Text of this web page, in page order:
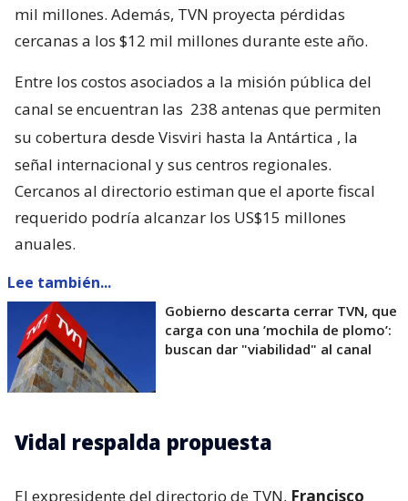
mil millones. Además, TVN proyecta pérdidas
cercanas a los $12 mil millones durante este año.
Entre los costos asociados a la misión pública del
canal se encuentran las 238 antenas que permiten
su cobertura desde Visviri hasta la Antártica , la
señal internacional y sus centros regionales.
Cercanos al directorio estiman que el aporte fiscal
requerido podría alcanzar los US$15 millones
anuales.
Lee también...
Gobierno descarta cerrar TVN, que
carga con una ’mochila de plomo’:
buscan dar "viabilidad" al canal
Vidal respalda propuesta
El expresidente del directorio de TVN, Francisco